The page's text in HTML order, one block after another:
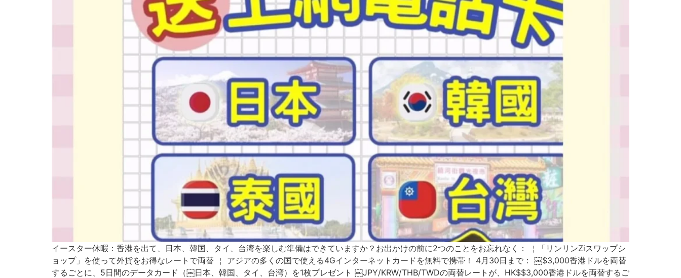
イースター休暇：香港を出て、日本、韓国、タイ、台湾を楽しむ準備はできていますか？お出かけの前に2つのことをお忘れなく： ￤「リンリンZiスワップシ
ョップ」を使って外貨をお得なレートで両替 ￤ アジアの多くの国で使える4Gインターネットカードを無料で携帯！ 4月30日まで： ￼$3,000香港ドルを両替
するごとに、5日間のデータカード（￼日本、韓国、タイ、台湾）を1枚プレゼント ￼JPY/KRW/THB/TWDの両替レートが、HK$$3,000香港ドルを両替するご